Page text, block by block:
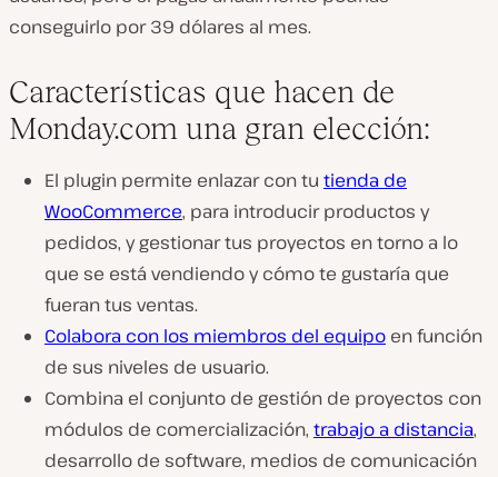
conseguirlo por 39 dólares al mes.
Características que hacen de
Monday.com una gran elección:
El plugin permite enlazar con tu tienda de
WooCommerce, para introducir productos y
pedidos, y gestionar tus proyectos en torno a lo
que se está vendiendo y cómo te gustaría que
fueran tus ventas.
Colabora con los miembros del equipo en función
de sus niveles de usuario.
Combina el conjunto de gestión de proyectos con
módulos de comercialización, trabajo a distancia,
desarrollo de software, medios de comunicación